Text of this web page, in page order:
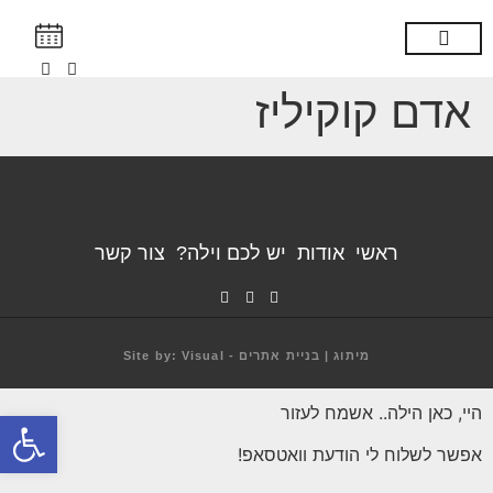
אדם קוקיליז
ראשי אודות יש לכם וילה? צור קשר
מיתוג | בניית אתרים - Site by: Visual
היי, כאן הילה.. אשמח לעזור
אפשר לשלוח לי הודעת וואטסאפ!